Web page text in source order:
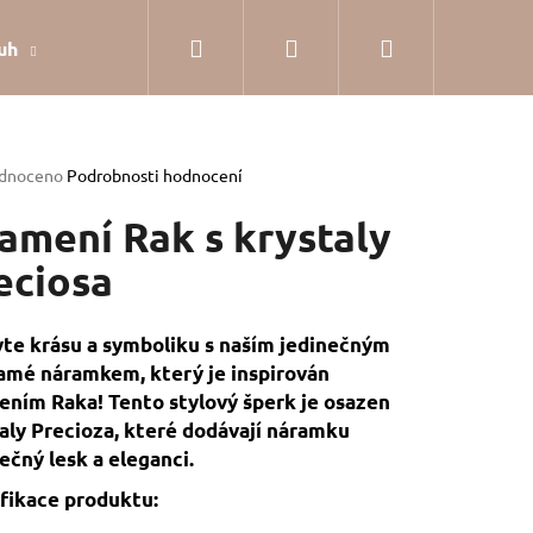
Dárkové balení Hodnocení obchodu
Přihlášení
Podrobnosti hodnocení
Rak s krystaly
krásu a symboliku s naším jedinečným
náramkem, který je inspirován
Raka! Tento stylový šperk je osazen
Precioza, které dodávají náramku
lesk a eleganci.
produktu: